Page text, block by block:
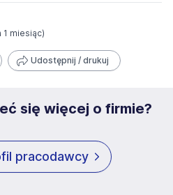
1 miesiąc)
Udostępnij / drukuj
się więcej o firmie?
pracodawcy